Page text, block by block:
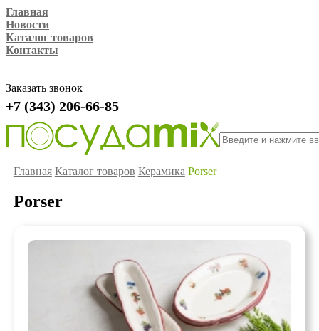
Главная
Новости
Каталог товаров
Контакты
Заказать звонок
+7 (343) 206-66-85
Главная Каталог товаров Керамика Porser
Porser